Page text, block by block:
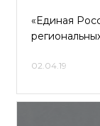
«Единая
02.04.19